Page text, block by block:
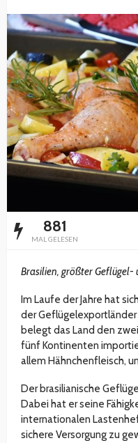
881
MAL GELESEN
Brasilien, größter
Im Laufe der Jahre hat
der
belegt das Land den
fünf Kontinenten
allem Hähnchenfleisch,
Der brasilianische
Dabei hat er seine
internationalen
sichere Versorgung zu